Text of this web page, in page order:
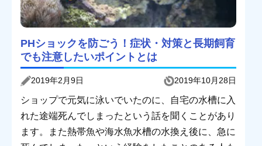
PHショックを防ごう！症状・対策と長期飼育
でも注意したいポイントとは
2019年2月9日 2019年10月28日
ショップで元気に泳いでいたのに、自宅の水槽に入
れた途端死んでしまったという話を聞くことがあり
ます。また熱帯魚や海水魚水槽の水換え後に、急に